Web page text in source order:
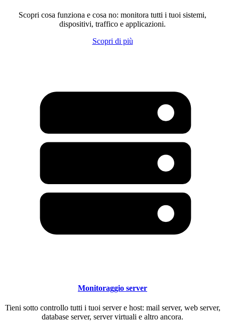
Scopri cosa funziona e cosa no: monitora tutti i tuoi sistemi,
dispositivi, traffico e applicazioni.
Scopri di più
Monitoraggio server
Tieni sotto controllo tutti i tuoi server e host: mail server, web server,
database server, server virtuali e altro ancora.